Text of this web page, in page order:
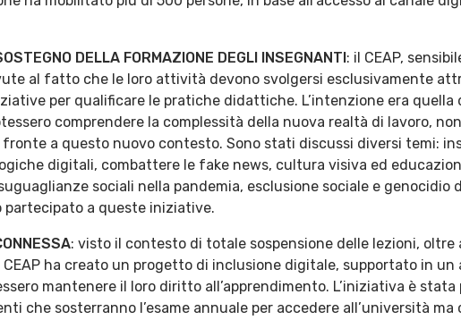
DELLA FORMAZIONE DEGLI INSEGNANTI : il CEAP,
al fatto che le loro attività devono svolgersi esclusivamente
per qualificare le pratiche didattiche. L’intenzione era quella
comprendere la complessità della nuova realtà di lavoro,
a questo nuovo contesto. Sono stati discussi diversi temi:
digitali, combattere le fake news, cultura visiva ed
sociali nella pandemia, esclusione sociale e genocidio
partecipato a queste iniziative.
: visto il contesto di totale sospensione delle lezioni, oltre
ha creato un progetto di inclusione digitale, supportato in un
mantenere il loro diritto all’apprendimento. L’iniziativa è
che sosterranno l’esame annuale per accedere all’università